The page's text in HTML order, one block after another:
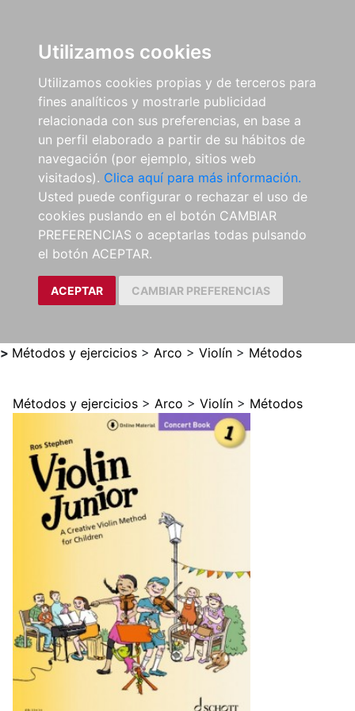
Utilizamos cookies
Utilizamos cookies propias y de terceros para
fines analíticos y mostrarle publicidad
relacionada con sus preferencias, en base a
un perfil elaborado a partir de su hábitos de
navegación (por ejemplo, sitios web
visitados). Clica aquí para más información.
Usted puede configurar o rechazar el uso de
cookies puslando en el botón CAMBIAR
PREFERENCIAS o aceptarlas todas pulsando
el botón ACEPTAR.
ACEPTAR CAMBIAR PREFERENCIAS
> Métodos y ejercicios > Arco > Violín > Métodos
Métodos y ejercicios > Arco > Violín > Métodos